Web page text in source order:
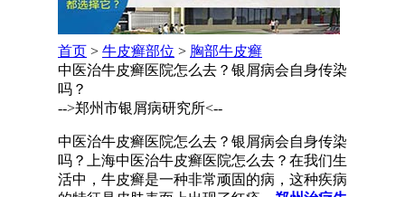
首页 > 牛皮癣部位 > 胸部牛皮癣
中医治牛皮癣医院怎么去？银屑病会自身传染
吗？
-->郑州市银屑病研究所<--
中医治牛皮癣医院怎么去？银屑病会自身传染
吗？上海中医治牛皮癣医院怎么去？在我们生
活中，牛皮癣是一种非常顽固的病，这种疾病